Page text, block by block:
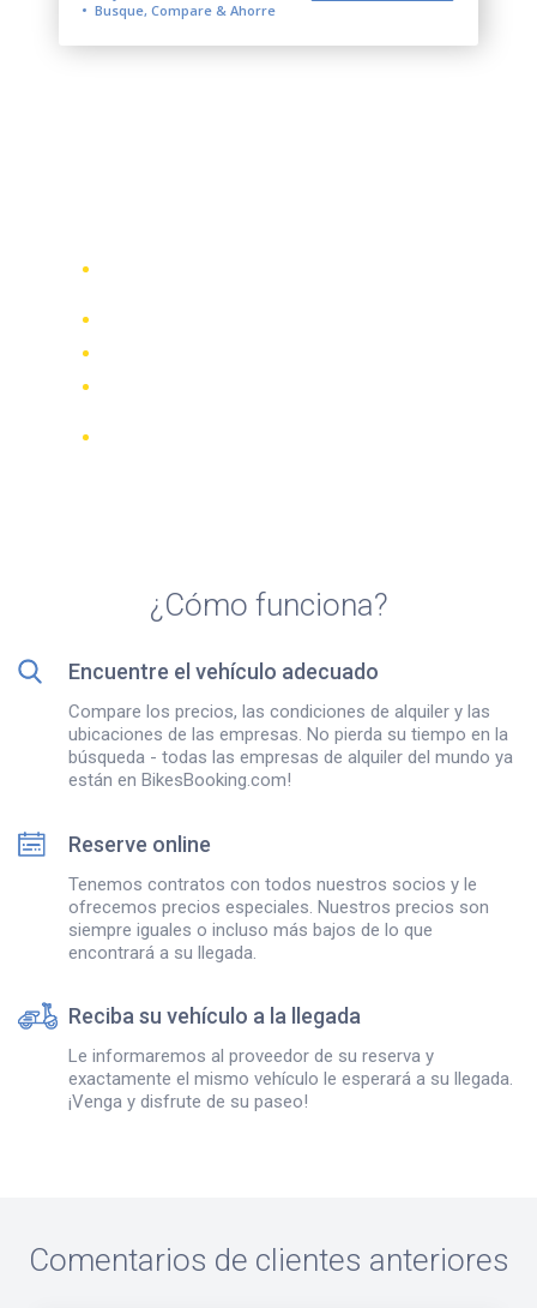
Busque, Compare & Ahorre
¿Cómo funciona?
Encuentre el vehículo adecuado
Compare los precios, las condiciones de alquiler y las
ubicaciones de las empresas. No pierda su tiempo en la
búsqueda - todas las empresas de alquiler del mundo ya
están en BikesBooking.com!
Reserve online
Tenemos contratos con todos nuestros socios y le
ofrecemos precios especiales. Nuestros precios son
siempre iguales o incluso más bajos de lo que
encontrará a su llegada.
Reciba su vehículo a la llegada
Le informaremos al proveedor de su reserva y
exactamente el mismo vehículo le esperará a su llegada.
¡Venga y disfrute de su paseo!
Comentarios de clientes anteriores